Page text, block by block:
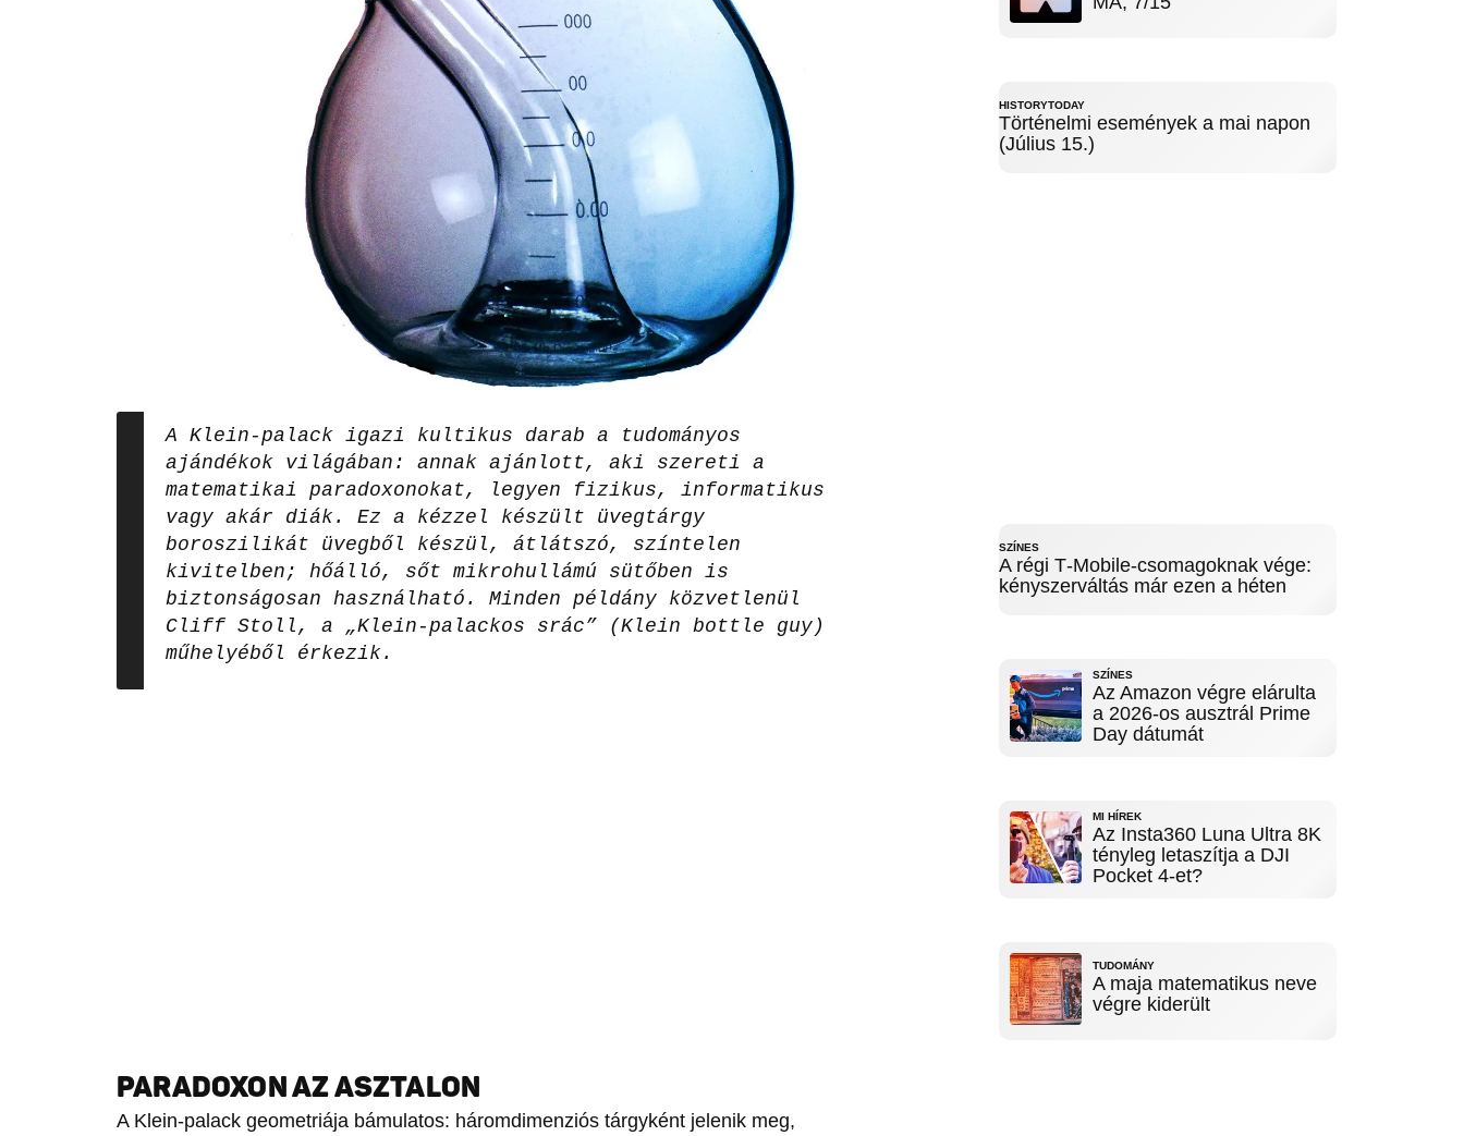
A Klein‑palack igazi kultikus darab a tudományos
ajándékok világában: annak ajánlott, aki szereti a
matematikai paradoxonokat, legyen fizikus, informatikus
vagy akár diák. Ez a kézzel készült üvegtárgy
boroszilikát üvegből készül, átlátszó, színtelen
kivitelben; hőálló, sőt mikrohullámú sütőben is
biztonságosan használható. Minden példány közvetlenül
Cliff Stoll, a „Klein‑palackos srác” (Klein bottle guy)
műhelyéből érkezik.
PARADOXON AZ ASZTALON
A Klein‑palack geometriája bámulatos: háromdimenziós tárgyként jelenik meg,
HISTORYTODAY
Történelmi események a mai napon
(Július 15.)
SZÍNES
A régi T‑Mobile-csomagoknak vége:
kényszerváltás már ezen a héten
SZÍNES
Az Amazon végre elárulta
a 2026-os ausztrál Prime
Day dátumát
MI HÍREK
Az Insta360 Luna Ultra 8K
tényleg letaszítja a DJI
Pocket 4-et?
TUDOMÁNY
A maja matematikus neve
végre kiderült